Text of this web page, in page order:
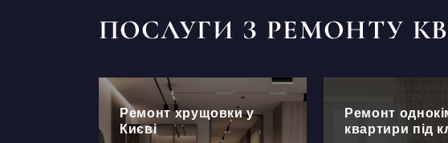
ПОСЛУГИ З РЕМОНТУ
Ремонт хрущовки у
Києві
Ремонт
квартири під